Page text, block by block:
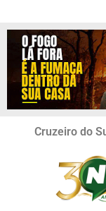
Cruzeiro do